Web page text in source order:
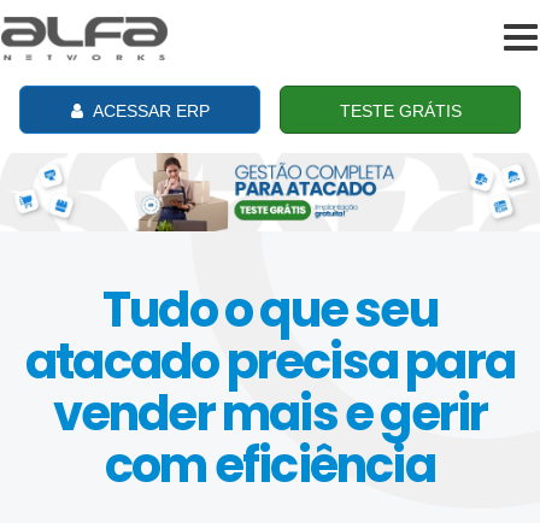
ACESSAR ERP TESTE GRÁTIS
Tudo o que seu
atacado precisa para
vender mais e gerir
com eficiência